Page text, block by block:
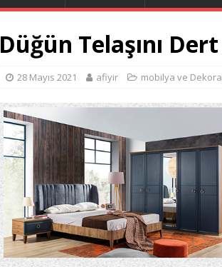
Düğün Telaşını
28 Mayıs 2021 afiyir mobilya ve